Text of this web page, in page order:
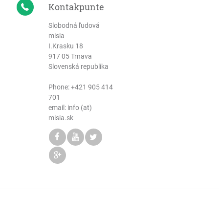
Kontakpunte
Slobodná ľudová
misia
I.Krasku 18
917 05 Trnava
Slovenská republika
Phone:+421 905 414
701
email: info (at)
misia.sk